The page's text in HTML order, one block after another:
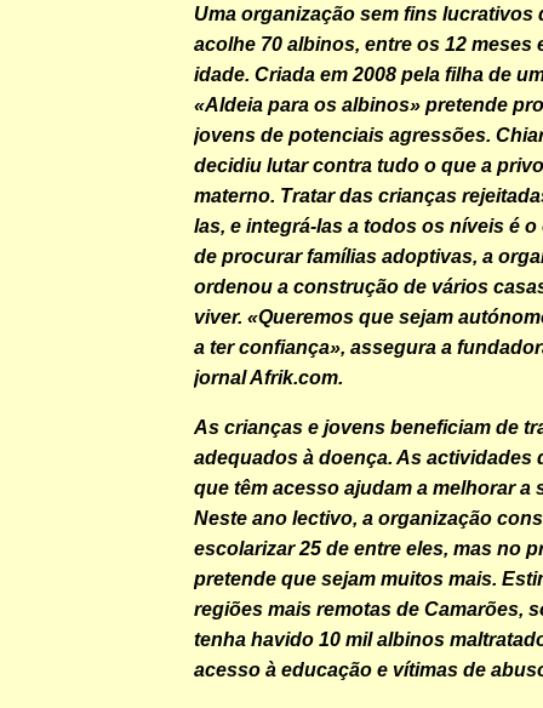
Uma organização sem fins lucrativos
acolhe 70 albinos, entre os 12 meses
idade. Criada em 2008 pela filha de
«Aldeia para os albinos» pretende
jovens de potenciais agressões.
decidiu lutar contra tudo o que a
materno. Tratar das crianças
las, e integrá-las a todos os níveis é
de procurar famílias adoptivas, a
ordenou a construção de vários
viver. «Queremos que sejam
a ter confiança», assegura a
jornal Afrik.com.
As crianças e jovens beneficiam de
adequados à doença. As actividades
que têm acesso ajudam a melhorar a
Neste ano lectivo, a organização
escolarizar 25 de entre eles, mas no
pretende que sejam muitos mais.
regiões mais remotas de Camarões,
tenha havido 10 mil albinos
acesso à educação e vítimas de